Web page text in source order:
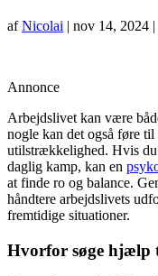
afNicolai | nov 14, 2024 |
Annonce
Arbejdslivet kan være
nogle kan det også føre
utilstrækkelighed. Hvis du
daglig kamp, kan en
at finde ro og balance.
håndtere arbejdslivets
fremtidige situationer.
Hvorfor søge hjælp